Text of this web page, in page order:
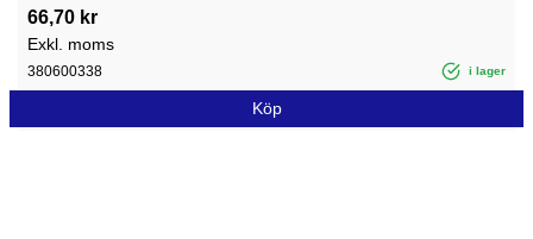
66,70 kr
Exkl. moms
380600338 i lager
Köp